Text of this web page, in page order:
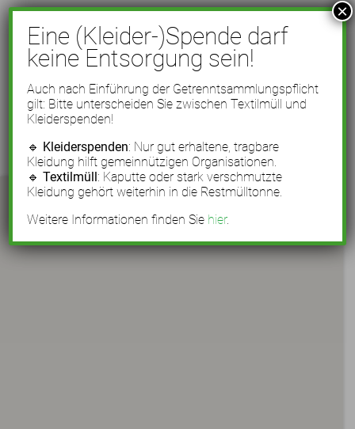
Eine (Kleider-)Spende darf
keine Entsorgung sein!
Auch nach Einführung der Getrenntsammlungspflicht
gilt: Bitte unterscheiden Sie zwischen Textilmüll und
Kleiderspenden!
🔹 Kleiderspenden: Nur gut erhaltene, tragbare
Kleidung hilft gemeinnützigen Organisationen.
🔹Textilmüll: Kaputte oder stark verschmutzte
Kleidung gehört weiterhin in die Restmülltonne.
Weitere Informationen finden Sie hier.
×